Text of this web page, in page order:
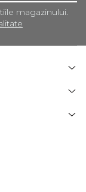
magazinului.